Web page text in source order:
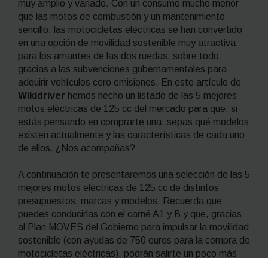
muy amplio y variado. Con un consumo mucho menor
que las motos de combustión y un mantenimiento
sencillo, las motocicletas eléctricas se han convertido
en una opción de movilidad sostenible muy atractiva
para los amantes de las dos ruedas, sobre todo
gracias a las subvenciones gubernamentales para
adquirir vehículos cero emisiones. En este artículo de
Wikidriver hemos hecho un listado de las 5 mejores
motos eléctricas de 125 cc del mercado para que, si
estás pensando en comprarte una, sepas qué modelos
existen actualmente y las características de cada uno
de ellos. ¿Nos acompañas?
A continuación te presentaremos una selección de las 5
mejores motos eléctricas de 125 cc de distintos
presupuestos, marcas y modelos. Recuerda que
puedes conducirlas con el carné A1 y B y que, gracias
al Plan MOVES del Gobierno para impulsar la movilidad
sostenible (con ayudas de 750 euros para la compra de
motocicletas eléctricas), podrán salirte un poco más